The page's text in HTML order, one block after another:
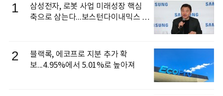
1
삼성전자, 로봇 사업 미래성장 핵심
축으로 삼는다...보스턴다이내믹스 출
2
블랙록, 에코프로 지분 추가 확
보...4.95%에서 5.01%로 높아져